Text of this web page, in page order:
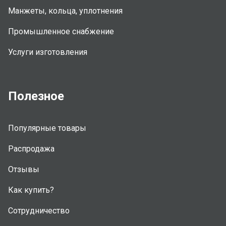
Манжеты, кольца, уплотнения
Промышленное снабжение
Услуги изготовления
Полезное
Популярные товары
Распродажа
Отзывы
Как купить?
Сотрудничество